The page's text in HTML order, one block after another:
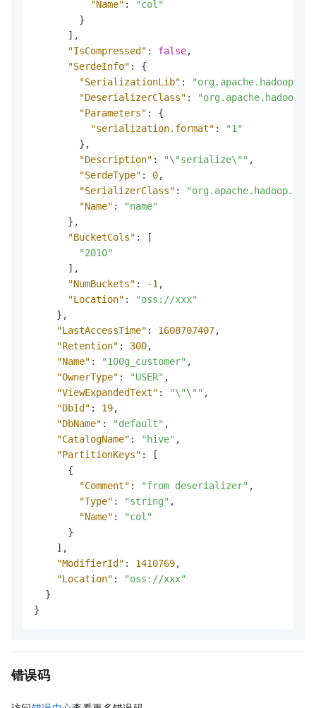
"Name" :
"col"
}
] ,
"IsCompressed" : false,
"SerdeInfo" :
{
"SerializationLib" :
"DeserializerClass" :
"Parameters" :
{
"serialization.format" :
"1"
} ,
"Description" : "\"serialize\"" ,
"SerdeType" : 0,
"SerializerClass" :
"Name" :
"name"
} ,
"BucketCols" :
[
"2010"
] ,
"NumBuckets" : -1 ,
"Location" :
"oss://xxx"
} ,
"LastAccessTime" : 1608707407,
"Retention" : 300,
"Name" : "100g_customer" ,
"OwnerType" : "USER" ,
"ViewExpandedText" : "\"\"" ,
"DbId" : 19,
"DbName" : "default" ,
"CatalogName" : "hive" ,
"PartitionKeys" :
[
{
"Comment" : "from deserializer" ,
"Type" : "string" ,
"Name" :
"col"
}
] ,
"ModifierId" : 1410769,
"Location" :
"oss://xxx"
}
}
错误码